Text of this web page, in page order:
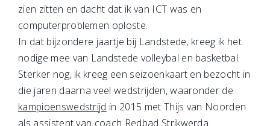
zien zitten en dacht dat ik van ICT was en
computerproblemen oploste.
In dat bijzondere jaartje bij Landstede, kreeg ik het
nodige mee van Landstede volleybal en basketbal.
Sterker nog, ik kreeg een seizoenkaart en bezocht in
die jaren daarna veel wedstrijden, waaronder de
kampioenswedstrijd in 2015 met Thijs van Noorden
als assistent van coach Redbad Strikwerda.